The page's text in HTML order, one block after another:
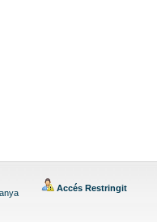
Accés Restringit